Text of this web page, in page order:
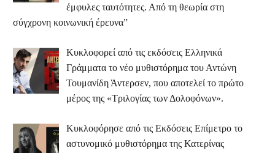
έμφυλες ταυτότητες. Από τη θεωρία στη
σύγχρονη κοινωνική έρευνα”
Κυκλοφορεί από τις εκδόσεις Ελληνικά
Γράμματα το νέο μυθιστόρημα του Αντώνη
Τουμανίδη Άντερσεν, που αποτελεί το πρώτο
μέρος της «Τριλογίας των Δολοφόνων».
Κυκλοφόρησε από τις Εκδόσεις Επίμετρο το
αστυνομικό μυθιστόρημα της Κατερίνας